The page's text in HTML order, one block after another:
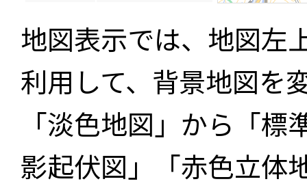
地図表示では、地図左
利用して、背景地図を
「淡色地図」から「
影起伏図」「赤色立体